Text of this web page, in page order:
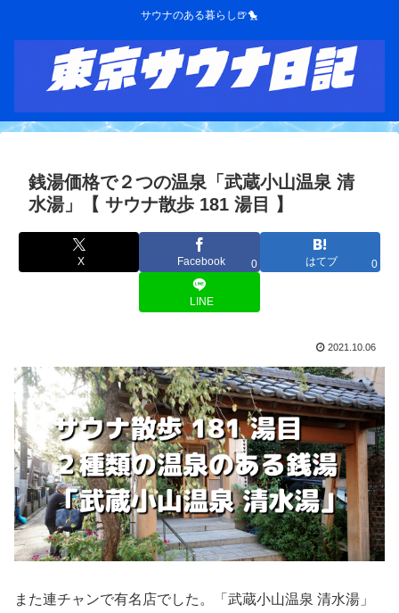
サウナのある暮らし🍺🐤
銭湯価格で２つの温泉「武蔵小山温泉 清
水湯」【 サウナ散歩 181 湯目 】
X Facebook 0 はてブ 0
LINE
2021.10.06
また連チャンで有名店でした。「武蔵小山温泉 清水湯」